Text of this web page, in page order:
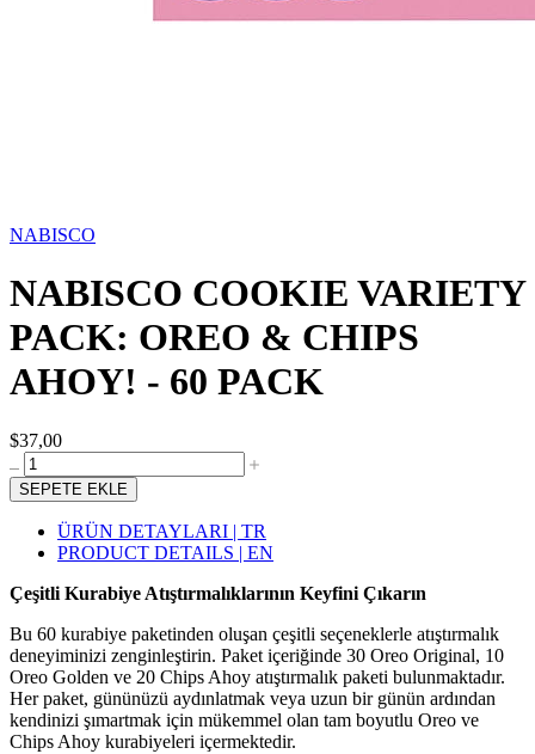
NABISCO
NABISCO COOKIE VARIETY
PACK: OREO & CHIPS
AHOY! - 60 PACK
$37,00
SEPETE EKLE
ÜRÜN DETAYLARI | TR
PRODUCT DETAILS | EN
Çeşitli Kurabiye Atıştırmalıklarının Keyfini Çıkarın
Bu 60 kurabiye paketinden oluşan çeşitli seçeneklerle atıştırmalık
deneyiminizi zenginleştirin. Paket içeriğinde 30 Oreo Original, 10
Oreo Golden ve 20 Chips Ahoy atıştırmalık paketi bulunmaktadır.
Her paket, gününüzü aydınlatmak veya uzun bir günün ardından
kendinizi şımartmak için mükemmel olan tam boyutlu Oreo ve
Chips Ahoy kurabiyeleri içermektedir.